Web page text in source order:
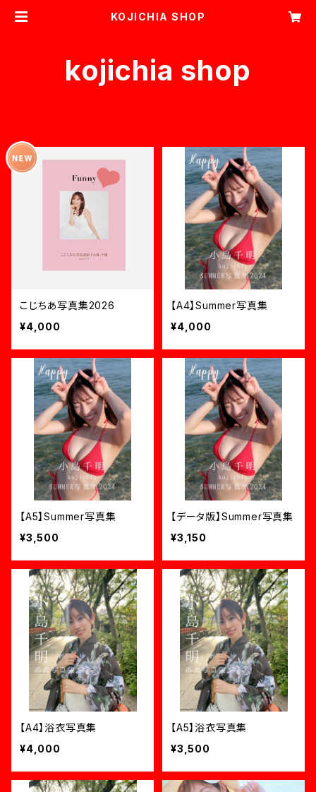
KOJICHIA SHOP
kojichia shop
こじちあ写真集2026
¥4,000
【A4】Summer写真集
¥4,000
【A5】Summer写真集
¥3,500
【データ版】Summer写真集
¥3,150
【A4】浴衣写真集
¥4,000
【A5】浴衣写真集
¥3,500